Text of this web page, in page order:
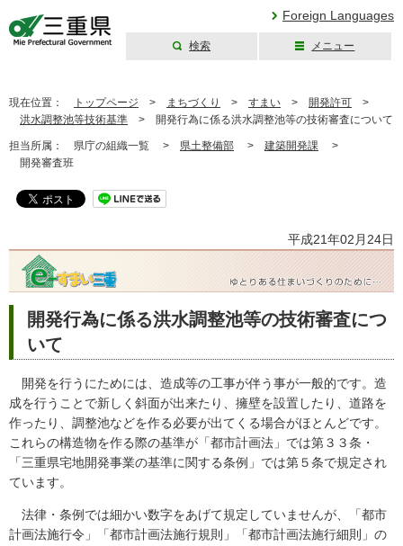
Foreign Languages
検索 メニュー
現在位置： トップページ > まちづくり > すまい > 開発許可 >
洪水調整池等技術基準 > 開発行為に係る洪水調整池等の技術審査について
担当所属： 県庁の組織一覧 > 県土整備部 > 建築開発課 >
開発審査班
平成21年02月24日
開発行為に係る洪水調整池等の技術審査につ
いて
開発を行うにためには、造成等の工事が伴う事が一般的です。造
成を行うことで新しく斜面が出来たり、擁壁を設置したり、道路を
作ったり、調整池などを作る必要が出てくる場合がほとんどです。
これらの構造物を作る際の基準が「都市計画法」では第３３条・
「三重県宅地開発事業の基準に関する条例」では第５条で規定され
ています。
法律・条例では細かい数字をあげて規定していませんが、「都市
計画法施行令」「都市計画法施行規則」「都市計画法施行細則」の